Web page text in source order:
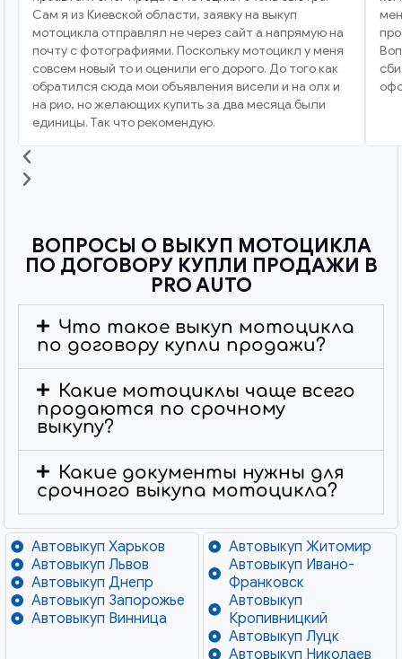
Сам я из Киевской области, заявку на выкуп
мотоцикла отправлял не через сайт а напрямую на
почту с фотографиями. Поскольку мотоцикл у меня
совсем новый то и оценили его дорого. До того как
обратился сюда мои объявления висели и на олх и
на рио, но желающих купить за два месяца были
единицы. Так что рекомендую.
ВОПРОСЫ О ВЫКУП МОТОЦИКЛА
ПО ДОГОВОРУ КУПЛИ ПРОДАЖИ В
PRO AUTO
Что такое выкуп мотоцикла
по договору купли продажи?
Какие мотоциклы чаще всего
продаются по срочному
выкупу?
Какие документы нужны для
срочного выкупа мотоцикла?
Автовыкуп Харьков
Автовыкуп Львов
Автовыкуп Днепр
Автовыкуп Запорожье
Автовыкуп Винница
Автовыкуп Житомир
Автовыкуп Ивано-
Франковск
Автовыкуп
Кропивницкий
Автовыкуп Луцк
Автовыкуп Николаев